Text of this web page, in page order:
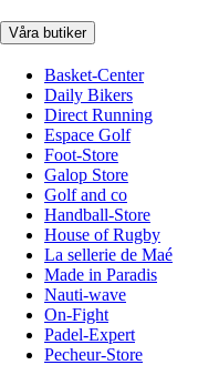
Våra butiker
Basket-Center
Daily Bikers
Direct Running
Espace Golf
Foot-Store
Galop Store
Golf and co
Handball-Store
House of Rugby
La sellerie de Maé
Made in Paradis
Nauti-wave
On-Fight
Padel-Expert
Pecheur-Store